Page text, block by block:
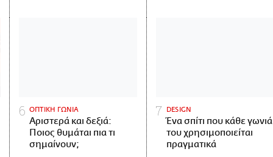
ΟΠΤΙΚΗ ΓΩΝΙΑ
Αριστερά και δεξιά:
Ποιος θυμάται πια τι
σημαίνουν;
DESIGN
Ένα σπίτι που κάθε γωνιά
του χρησιμοποιείται
πραγματικά